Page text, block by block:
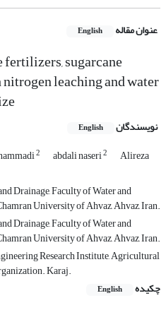
عنوان مقاله English
sugarcane
leaching and water
نویسندگان English
2 abdali naseri2 Alireza
Drainage, Faculty of Water and
University of Ahvaz, Ahvaz, Iran.
Drainage, Faculty of Water and
University of Ahvaz, Ahvaz, Iran.
Research Institute, Agricultural
Karaj.
چکیده
English